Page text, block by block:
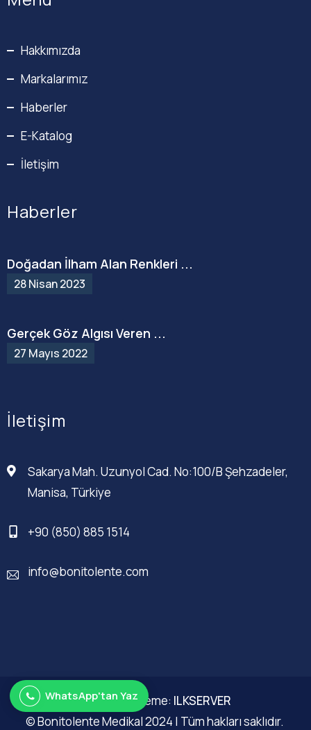
Hakkımızda
Markalarımız
Haberler
E-Katalog
İletişim
Haberler
Doğadan İlham Alan Renkleri ...
28 Nisan 2023
Gerçek Göz Algısı Veren ...
27 Mayıs 2022
İletişim
Sakarya Mah. Uzunyol Cad. No:100/B Şehzadeler,
Manisa, Türkiye
+90 (850) 885 1514
info@bonitolente.com
Web Düzenleme: ILKSERVER
© Bonitolente Medikal 2024 | Tüm hakları saklıdır.
WhatsApp'tan Yaz